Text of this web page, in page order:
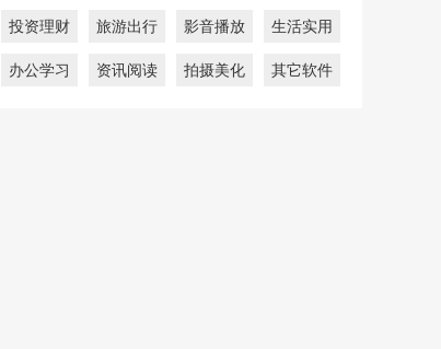
投资理财 旅游出行 影音播放 生活实用
办公学习 资讯阅读 拍摄美化 其它软件